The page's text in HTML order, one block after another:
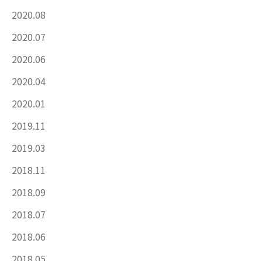
2020.08
2020.07
2020.06
2020.04
2020.01
2019.11
2019.03
2018.11
2018.09
2018.07
2018.06